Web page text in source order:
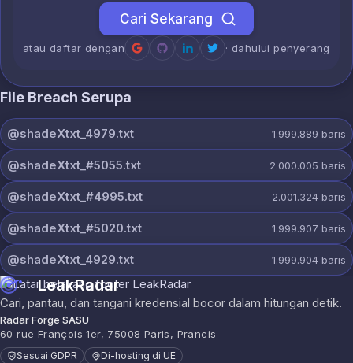
Cari Sekarang
atau daftar dengan · dahului penyerang
File Breach Serupa
@shadeXtxt_4979.txt 1.999.889 baris
@shadeXtxt_#5055.txt 2.000.005 baris
@shadeXtxt_#4995.txt 2.001.324 baris
@shadeXtxt_#5020.txt 1.999.907 baris
@shadeXtxt_4929.txt 1.999.904 baris
LeakRadar
Cari, pantau, dan tangani kredensial bocor dalam hitungan detik.
Radar Forge SASU
60 rue François 1er, 75008 Paris, Prancis
Sesuai GDPR Di-hosting di UE